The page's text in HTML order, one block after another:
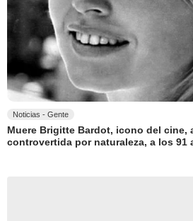
Noticias - Gente
Muere Brigitte Bardot, icono del cine,
controvertida por naturaleza, a los 91